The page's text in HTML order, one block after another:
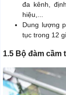
đa kênh,
hiệu,...
Dung lượng
tục trong 12
1.5 Bộ đàm cầm